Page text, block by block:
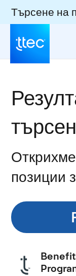
Търсене на
позиции